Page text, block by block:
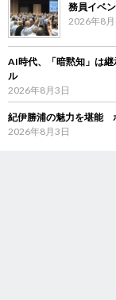
務員イベ
2026年8月
AI時代、「暗黙知」は
ル
2026年8月3日
紀伊勝浦の魅力を堪能
2026年8月3日